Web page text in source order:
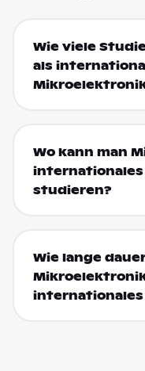
Wie viele
als
Wo kann man
studieren?
Wie lange
internationales